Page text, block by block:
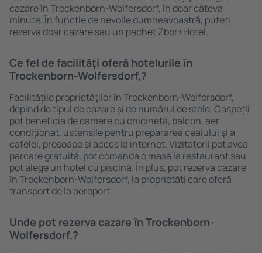
cazare în Trockenborn-Wolfersdorf, în doar câteva
minute. În funcție de nevoile dumneavoastră, puteți
rezerva doar cazare sau un pachet Zbor+Hotel.
Ce fel de facilităţi oferă hotelurile în
Trockenborn-Wolfersdorf,?
Facilitățile proprietăţilor în Trockenborn-Wolfersdorf,
depind de tipul de cazare și de numărul de stele. Oaspeții
pot beneficia de camere cu chicinetă, balcon, aer
condiționat, ustensile pentru prepararea ceaiului şi a
cafelei, prosoape și acces la internet. Vizitatorii pot avea
parcare gratuită, pot comanda o masă la restaurant sau
pot alege un hotel cu piscină. În plus, pot rezerva cazare
în Trockenborn-Wolfersdorf, la proprietăți care oferă
transport de la aeroport.
Unde pot rezerva cazare în Trockenborn-
Wolfersdorf,?